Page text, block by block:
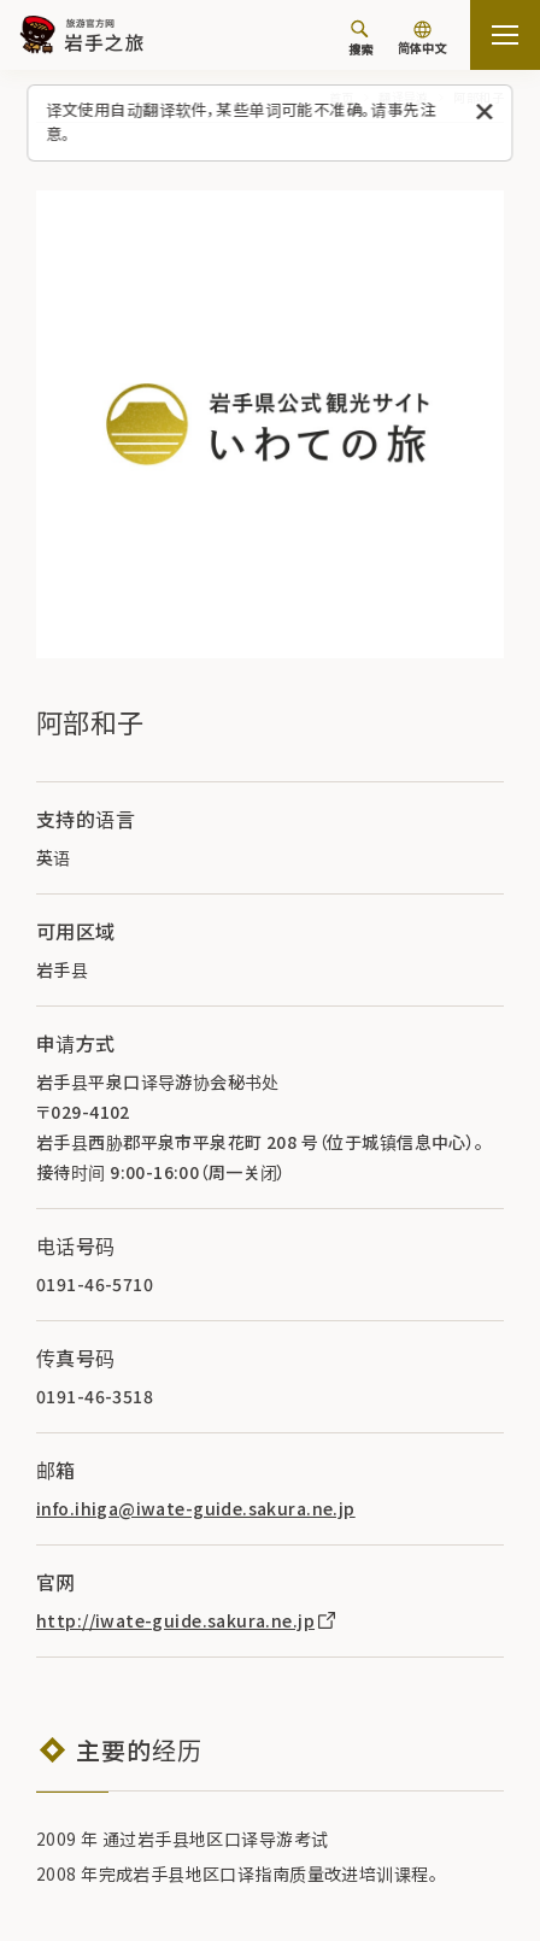
译文使用自动翻译软件，某些单词可能不准确。请事先注
意。
搜索 简体中文
阿部和子
支持的语言
英语
可用区域
岩手县
申请方式
岩手县平泉口译导游协会秘书处
〒029-4102
岩手县西胁郡平泉市平泉花町 208 号（位于城镇信息中心）。
接待时间 9:00-16:00（周一关闭）
电话号码
0191-46-5710
传真号码
0191-46-3518
邮箱
info.ihiga@iwate-guide.sakura.ne.jp
官网
http://iwate-guide.sakura.ne.jp
主要的经历
2009 年 通过岩手县地区口译导游考试
2008 年完成岩手县地区口译指南质量改进培训课程。